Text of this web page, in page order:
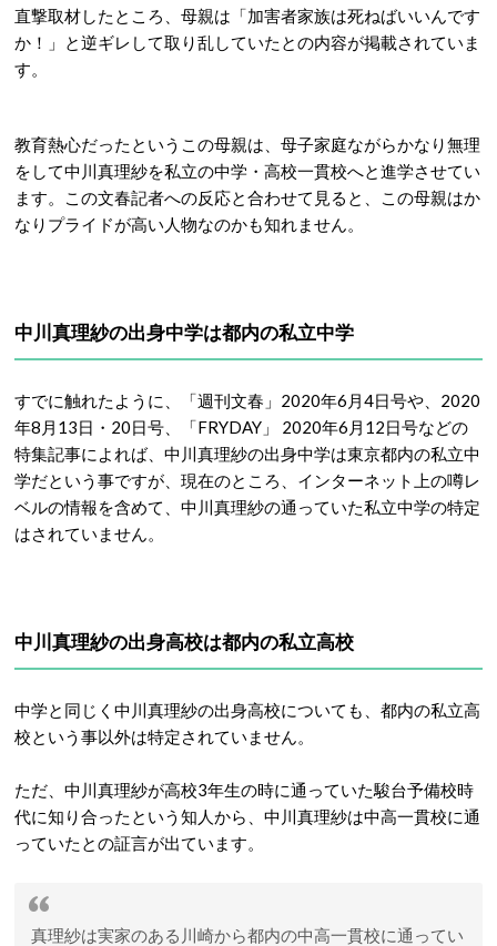
直撃取材したところ、母親は「加害者家族は死ねばいいんです
か！」と逆ギレして取り乱していたとの内容が掲載されていま
す。
教育熱心だったというこの母親は、母子家庭ながらかなり無理
をして中川真理紗を私立の中学・高校一貫校へと進学させてい
ます。この文春記者への反応と合わせて見ると、この母親はか
なりプライドが高い人物なのかも知れません。
中川真理紗の出身中学は都内の私立中学
すでに触れたように、「週刊文春」2020年6月4日号や、2020
年8月13日・20日号、「FRYDAY」 2020年6月12日号などの
特集記事によれば、中川真理紗の出身中学は東京都内の私立中
学だという事ですが、現在のところ、インターネット上の噂レ
ベルの情報を含めて、中川真理紗の通っていた私立中学の特定
はされていません。
中川真理紗の出身高校は都内の私立高校
中学と同じく中川真理紗の出身高校についても、都内の私立高
校という事以外は特定されていません。
ただ、中川真理紗が高校3年生の時に通っていた駿台予備校時
代に知り合ったという知人から、中川真理紗は中高一貫校に通
っていたとの証言が出ています。
真理紗は実家のある川崎から都内の中高一貫校に通ってい